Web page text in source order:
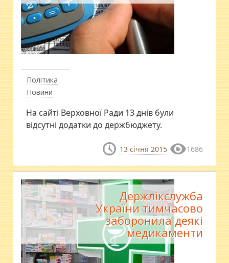
Політика
Новини
На сайті Верховної Ради 13 днів були
відсутні додатки до держбюджету.
13 січня 2015 1686
Держлікслужба
України тимчасово
заборонила деякі
медикаменти